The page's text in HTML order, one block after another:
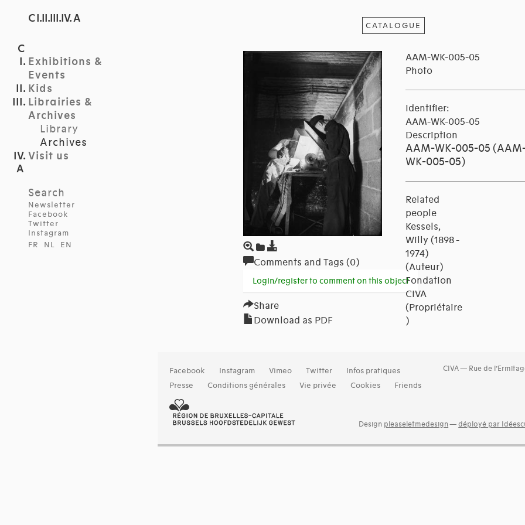
C I.II.III.IV. A
Exhibitions &
Events
Kids
Librairies &
Archives
Library
Archives
Visit us
Search
Newsletter
Facebook
Twitter
Instagram
FR
NL EN
CATALOGUE
Comments and Tags (0)
Login/register to comment on this object
Share
Download as PDF
AAM-WK-005-05
Photo
Identifier:
AAM-WK-005-05
Description
AAM-WK-005-05
WK-005-05)
Related
people
Kessels,
Willy (1898 -
1974)
(Auteur)
Fondation
CIVA
(Propriétaire
)
Facebook Instagram Vimeo Twitter
Infos pratiques
Presse
Conditions générales Vie privée Cookies Friends
CIVA — Rue de
Design pleaseletmedesign —déployé par